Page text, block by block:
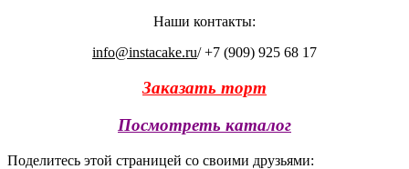
Наши контакты:
info@instacake.ru/ +7 (909) 925 68 17
Заказать торт
Посмотреть каталог
Поделитесь этой страницей со своими друзьями: